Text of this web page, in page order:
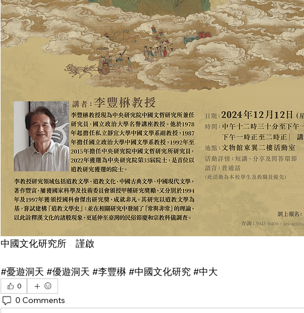
中國文化研究所    謹啟
#憂遊洞天 #優遊洞天 #李豐楙 #中國文化研究 #中大
0
0 Comments